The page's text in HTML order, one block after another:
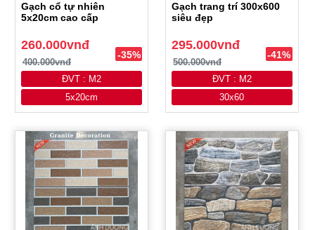
Gạch cổ tự nhiên
5x20cm cao cấp
260.000vnđ
400.000vnđ
-35%
ĐVT : M2
5x20cm
Gạch trang trí 300x600
siêu đẹp
295.000vnđ
500.000vnđ
-41%
ĐVT : M2
30x60